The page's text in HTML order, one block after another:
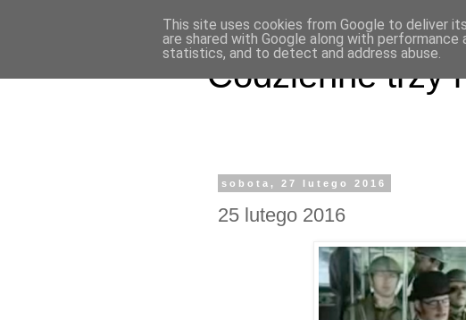
Codzienne trzy
sobota, 27 lutego 2016
25 lutego 2016
This site uses cookies from Google to deliver
are shared with Google along with
statistics, and to detect and address abuse.